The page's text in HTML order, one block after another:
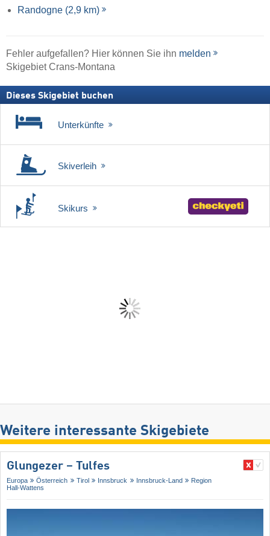
Randogne (2,9 km)
Fehler aufgefallen? Hier können Sie ihn melden
Skigebiet Crans-Montana
Dieses Skigebiet buchen
Unterkünfte
Skiverleih
Skikurs
Weitere interessante Skigebiete
Glungezer – Tulfes
Europa Österreich Tirol Innsbruck Innsbruck-Land
Region
Hall-Wattens